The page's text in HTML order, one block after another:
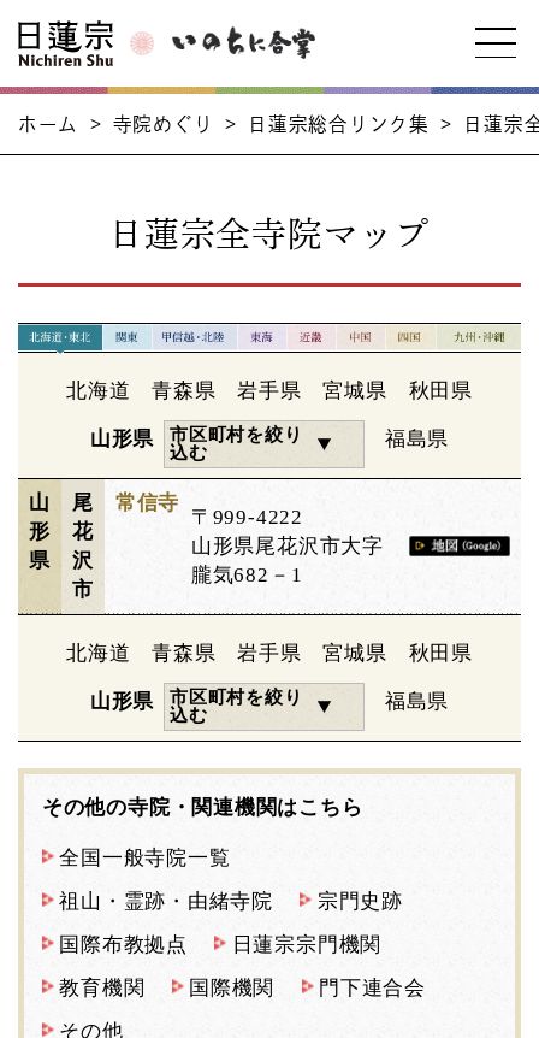
ホーム > 寺院めぐり > 日蓮宗総合リンク集 > 日蓮宗
日蓮宗全寺院マップ
北海道 青森県 岩手県 宮城県 秋田県
山形県
市区町村を絞り
込む
福島県
山
形
県
尾
花
沢
市
常信寺
〒999-4222
山形県尾花沢市大字
朧気682－1
北海道 青森県 岩手県 宮城県 秋田県
山形県
市区町村を絞り
込む
福島県
その他の寺院・関連機関はこちら
全国一般寺院一覧
祖山・霊跡・由緒寺院
宗門史跡
国際布教拠点
日蓮宗宗門機関
教育機関
国際機関
門下連合会
その他